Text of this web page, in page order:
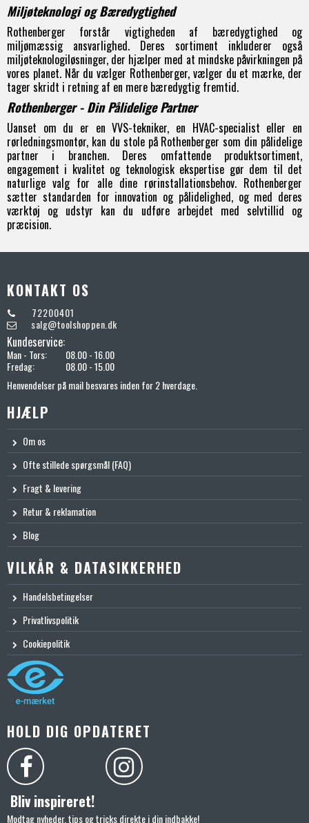
Miljøteknologi og Bæredygtighed
Rothenberger forstår vigtigheden af bæredygtighed og
miljømæssig ansvarlighed. Deres sortiment inkluderer også
miljøteknologiløsninger, der hjælper med at mindske påvirkningen på
vores planet. Når du vælger Rothenberger, vælger du et mærke, der
tager skridt i retning af en mere bæredygtig fremtid.
Rothenberger - Din Pålidelige Partner
Uanset om du er en VVS-tekniker, en HVAC-specialist eller en
rørledningsmontør, kan du stole på Rothenberger som din pålidelige
partner i branchen. Deres omfattende produktsortiment,
engagement i kvalitet og teknologisk ekspertise gør dem til det
naturlige valg for alle dine rørinstallationsbehov. Rothenberger
sætter standarden for innovation og pålidelighed, og med deres
værktøj og udstyr kan du udføre arbejdet med selvtillid og
præcision.
KONTAKT OS
72200401
salg@toolshoppen.dk
Kundeservice:
Man - Tors:
08.00 - 16.00
Fredag:
08.00 - 15.00
Henvendelser på mail besvares inden for 2 hverdage.
HJÆLP
Om os
Ofte stillede spørgsmål (FAQ)
Fragt & levering
Retur & reklamation
Blog
VILKÅR & DATASIKKERHED
Handelsbetingelser
Privatlivspolitik
Cookiepolitik
HOLD DIG OPDATERET
Bliv inspireret!
Modtag nyheder, tips og tricks direkte i din indbakke!